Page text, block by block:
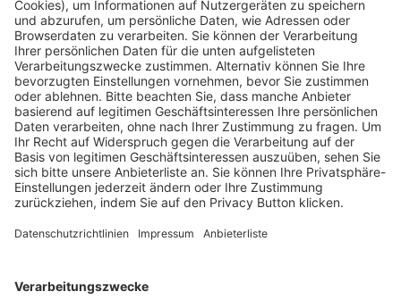
Pässe und Vereinswechsel
Trainerausbildung
Schulungsangebot Vereinsmitarbeiter
BFV-Geschäftsstellen
Trainerbörse
Login SpielPlus
FOLGE DEM BFV